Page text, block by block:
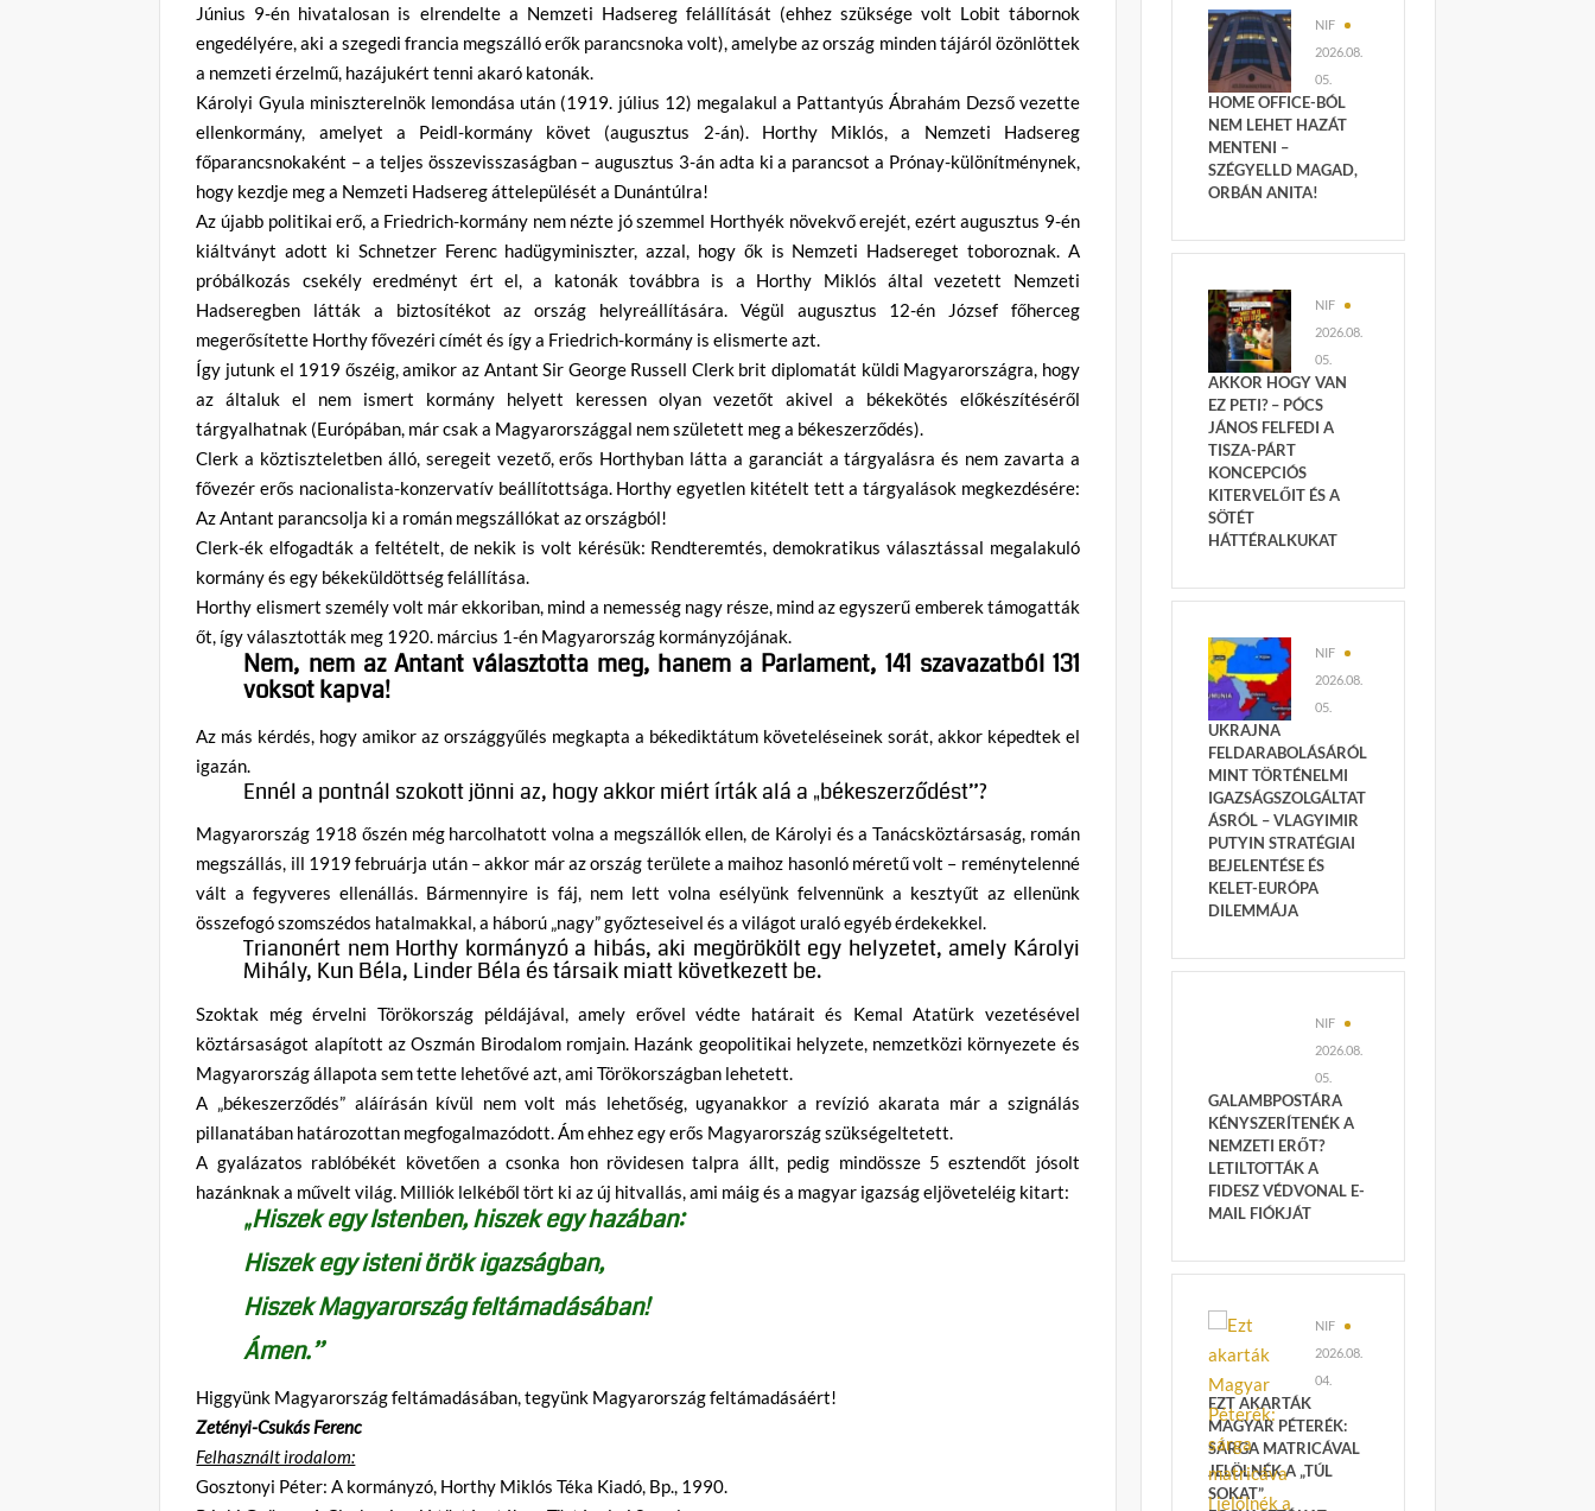
Június 9-én hivatalosan is elrendelte a Nemzeti Hadsereg felállítását (ehhez szüksége volt Lobit tábornok
engedélyére, aki a szegedi francia megszálló erők parancsnoka volt), amelybe az ország minden tájáról özönlöttek
a nemzeti érzelmű, hazájukért tenni akaró katonák.
Károlyi Gyula miniszterelnök lemondása után (1919. július 12) megalakul a Pattantyús Ábrahám Dezső vezette
ellenkormány, amelyet a Peidl-kormány követ (augusztus 2-án). Horthy Miklós, a Nemzeti Hadsereg
főparancsnokaként – a teljes összevisszaságban – augusztus 3-án adta ki a parancsot a Prónay-különítménynek,
hogy kezdje meg a Nemzeti Hadsereg áttelepülését a Dunántúlra!
Az újabb politikai erő, a Friedrich-kormány nem nézte jó szemmel Horthyék növekvő erejét, ezért augusztus 9-én
kiáltványt adott ki Schnetzer Ferenc hadügyminiszter, azzal, hogy ők is Nemzeti Hadsereget toboroznak. A
próbálkozás csekély eredményt ért el, a katonák továbbra is a Horthy Miklós által vezetett Nemzeti
Hadseregben látták a biztosítékot az ország helyreállítására. Végül augusztus 12-én József főherceg
megerősítette Horthy fővezéri címét és így a Friedrich-kormány is elismerte azt.
Így jutunk el 1919 őszéig, amikor az Antant Sir George Russell Clerk brit diplomatát küldi Magyarországra, hogy
az általuk el nem ismert kormány helyett keressen olyan vezetőt akivel a békekötés előkészítéséről
tárgyalhatnak (Európában, már csak a Magyarországgal nem született meg a békeszerződés).
Clerk a köztiszteletben álló, seregeit vezető, erős Horthyban látta a garanciát a tárgyalásra és nem zavarta a
fővezér erős nacionalista-konzervatív beállítottsága. Horthy egyetlen kitételt tett a tárgyalások megkezdésére:
Az Antant parancsolja ki a román megszállókat az országból!
Clerk-ék elfogadták a feltételt, de nekik is volt kérésük: Rendteremtés, demokratikus választással megalakuló
kormány és egy békeküldöttség felállítása.
Horthy elismert személy volt már ekkoriban, mind a nemesség nagy része, mind az egyszerű emberek támogatták
őt, így választották meg 1920. március 1-én Magyarország kormányzójának.
Nem, nem az Antant választotta meg, hanem a Parlament, 141 szavazatból 131
voksot kapva!
Az más kérdés, hogy amikor az országgyűlés megkapta a békediktátum követeléseinek sorát, akkor képedtek el
igazán.
Ennél a pontnál szokott jönni az, hogy akkor miért írták alá a „békeszerződést”?
Magyarország 1918 őszén még harcolhatott volna a megszállók ellen, de Károlyi és a Tanácsköztársaság, román
megszállás, ill 1919 februárja után – akkor már az ország területe a maihoz hasonló méretű volt – reménytelenné
vált a fegyveres ellenállás. Bármennyire is fáj, nem lett volna esélyünk felvennünk a kesztyűt az ellenünk
összefogó szomszédos hatalmakkal, a háború „nagy” győzteseivel és a világot uraló egyéb érdekekkel.
Trianonért nem Horthy kormányzó a hibás, aki megörökölt egy helyzetet, amely Károlyi
Mihály, Kun Béla, Linder Béla és társaik miatt következett be.
Szoktak még érvelni Törökország példájával, amely erővel védte határait és Kemal Atatürk vezetésével
köztársaságot alapított az Oszmán Birodalom romjain. Hazánk geopolitikai helyzete, nemzetközi környezete és
Magyarország állapota sem tette lehetővé azt, ami Törökországban lehetett.
A „békeszerződés” aláírásán kívül nem volt más lehetőség, ugyanakkor a revízió akarata már a szignálás
pillanatában határozottan megfogalmazódott. Ám ehhez egy erős Magyarország szükségeltetett.
A gyalázatos rablóbékét követően a csonka hon rövidesen talpra állt, pedig mindössze 5 esztendőt jósolt
hazánknak a művelt világ. Milliók lelkéből tört ki az új hitvallás, ami máig és a magyar igazság eljöveteléig kitart:
„Hiszek egy Istenben, hiszek egy hazában:
Hiszek egy isteni örök igazságban,
Hiszek Magyarország feltámadásában!
Ámen.”
Higgyünk Magyarország feltámadásában, tegyünk Magyarország feltámadásáért!
Zetényi-Csukás Ferenc
Felhasznált irodalom:
Gosztonyi Péter: A kormányzó, Horthy Miklós Téka Kiadó, Bp., 1990.
NIF
2026.08.
05.
HOME OFFICE-BÓL
NEM LEHET HAZÁT
MENTENI –
SZÉGYELLD MAGAD,
ORBÁN ANITA!
NIF
2026.08.
05.
AKKOR HOGY VAN
EZ PETI? – PÓCS
JÁNOS FELFEDI A
TISZA-PÁRT
KONCEPCIÓS
KITERVELŐIT ÉS A
SÖTÉT
HÁTTÉRALKUKAT
NIF
2026.08.
05.
UKRAJNA
FELDARABOLÁSÁRÓL
MINT TÖRTÉNELMI
IGAZSÁGSZOLGÁLTAT
ÁSRÓL – VLAGYIMIR
PUTYIN STRATÉGIAI
BEJELENTÉSE ÉS
KELET-EURÓPA
DILEMMÁJA
NIF
2026.08.
05.
GALAMBPOSTÁRA
KÉNYSZERÍTENÉK A
NEMZETI ERŐT?
LETILTOTTÁK A
FIDESZ VÉDVONAL E-
MAIL FIÓKJÁT
NIF
2026.08.
04.
EZT AKARTÁK
MAGYAR PÉTERÉK:
SÁRGA MATRICÁVAL
JELÖLNÉK A „TÚL
SOKAT”